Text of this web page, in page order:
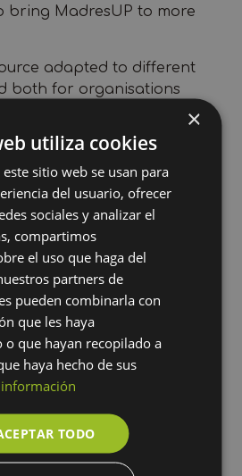
bring MadresUP to more
adapted to different
both for organisations
and group dynamics
and resilience
support networks
based on support
through peer mentoring,
trust and
zenodo.19982922
build networks and not to
×
utiliza cookies
este sitio web se usan para
del usuario, ofrecer
sociales y analizar el
compartimos
el uso que haga del
partners de
pueden combinarla con
que les haya
que hayan recopilado a
haya hecho de sus
TODO